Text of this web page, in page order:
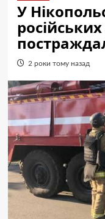
У
2 роки тому назад